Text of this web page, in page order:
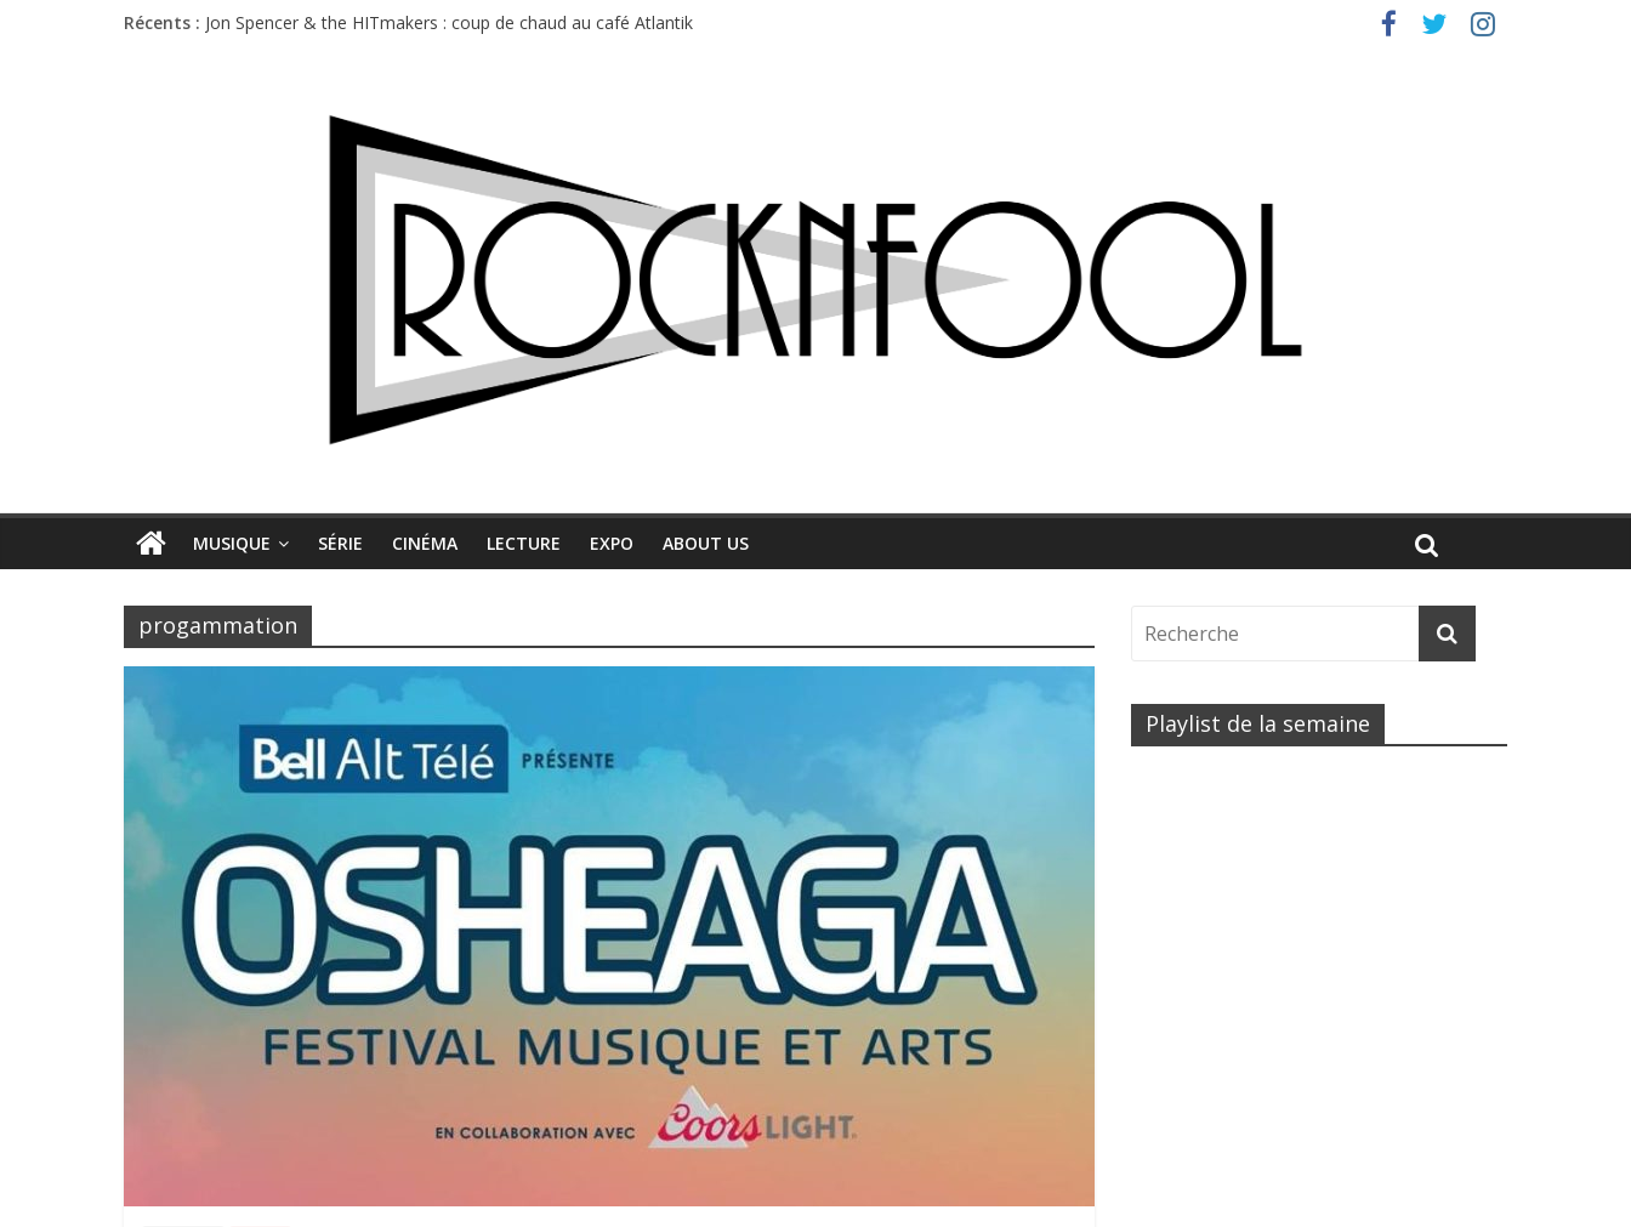
Récents : Charlie Puth à l’Olympia : la leçon de pop du Professeur Puth
Jon Spencer & the HITmakers : coup de chaud au café Atlantik
Première édition du Midgard Festival : entre bière, métal et tatouages
MUSIQUE SÉRIE CINÉMA LECTURE EXPO ABOUT US
progammation
Playlist de la semaine